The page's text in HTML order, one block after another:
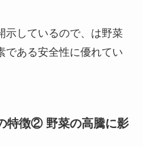
示しているので、は野菜
である安全性に優れてい
特徴② 野菜の高騰に影